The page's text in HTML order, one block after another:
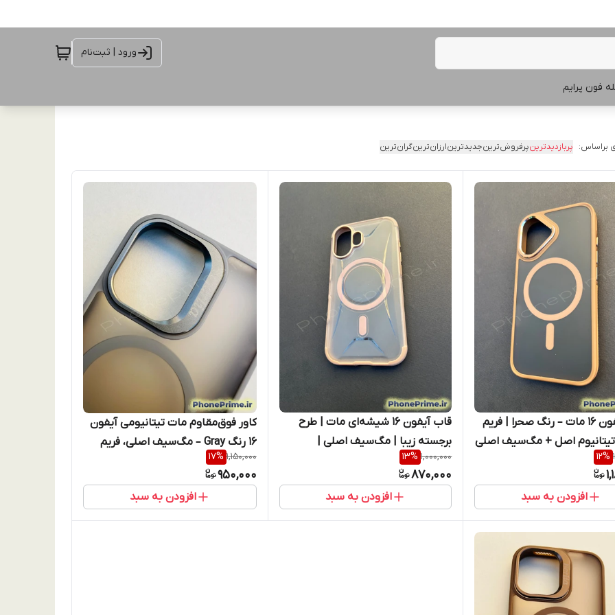
ورود | ثبت‌نام
فون پرایم
براساس: پربازدیدترینپرفروش‌ترینجدیدترینارزان‌ترینگران‌ترین
قاب آیفون 16 مات – رنگ صحرا | فریم
تیتانیوم اصل + مگ‌سیف اصلی
و ضد تغییر رنگ
12%
افزودن به سبد
قاب آیفون 16 شیشه‌ای مات | طرح
برجسته زیبا | مگ‌سیف اصلی |
برجسته‌کاری لوکس + فریم لنز | گارد
مقاوم پریمیوم آیفون 16
1,000,000
13%
870,000
افزودن به سبد
کاور فوق‌مقاوم مات تیتانیومی آیفون
16 رنگ Gray – مگ‌سیف اصلی، فریم
استندشو، محافظ لنز شیشه‌ای +
کیفیت پریمیوم بدون تغییر رنگ
1,150,000
17%
950,000
افزودن به سبد